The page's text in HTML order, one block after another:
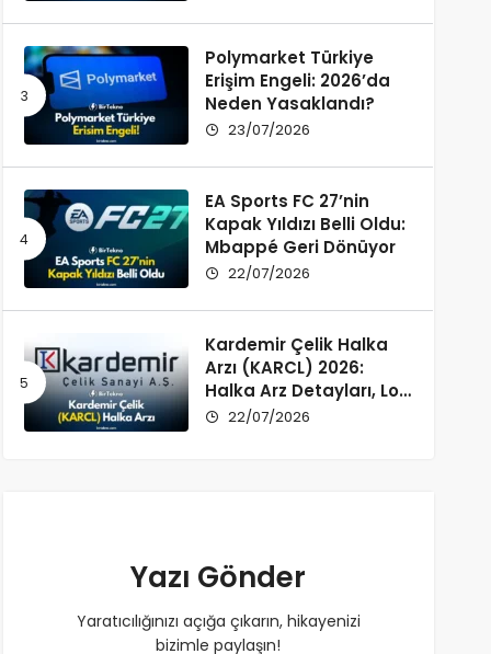
Polymarket Türkiye
Erişim Engeli: 2026’da
Neden Yasaklandı?
23/07/2026
EA Sports FC 27’nin
Kapak Yıldızı Belli Oldu:
Mbappé Geri Dönüyor
22/07/2026
Kardemir Çelik Halka
Arzı (KARCL) 2026:
Halka Arz Detayları, Lot
Dağılımı ve Şirket Profili
22/07/2026
Yazı Gönder
Yaratıcılığınızı açığa çıkarın, hikayenizi
bizimle paylaşın!